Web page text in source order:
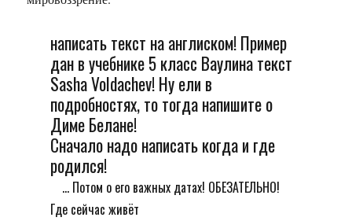
написать текст на англиском! Пример
дан в учебнике 5 класс Ваулина текст
Sasha Voldachev! Ну ели в
подробностях, то тогда напишите о
Диме Белане!
Сначало надо написать когда и где
родился!
... Потом о его важных датах! ОБЕЗАТЕЛЬНО!
Где сейчас живёт